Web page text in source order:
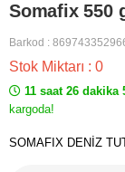
Somafix 550
Barkod :
Stok Miktarı : 0
11 saat 26 dakika
kargoda!
SOMAFIX DENİZ